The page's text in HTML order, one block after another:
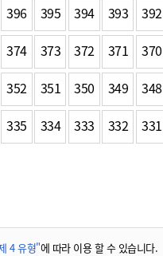
396 395 394 393 392
374 373 372 371 370
352 351 350 349 348
335 334 333 332 331
4 유형"에 따라 이용 할 수 있습니다.